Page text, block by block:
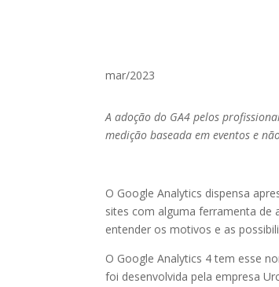
mar/2023
A adoção do GA4 pelos
medição baseada em eventos e
O Google Analytics dispensa
sites com alguma ferramenta de
entender os motivos e as
O Google Analytics 4 tem esse
foi desenvolvida pela empresa